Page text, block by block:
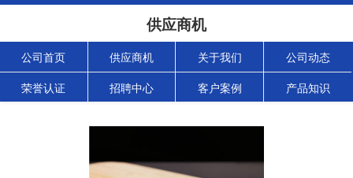
供应商机
公司首页 供应商机 关于我们 公司动态
荣誉认证 招聘中心 客户案例 产品知识